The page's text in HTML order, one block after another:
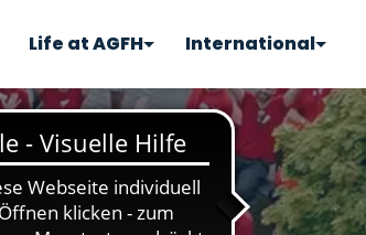
Life at AGFH International